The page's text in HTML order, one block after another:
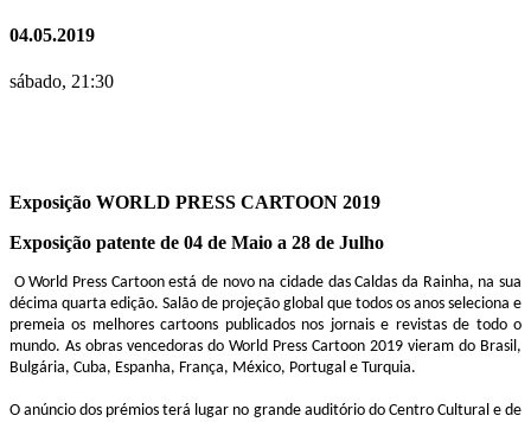
04.05.2019
sábado, 21:30
Exposição WORLD PRESS CARTOON 2019
Exposição patente de 04 de Maio a 28 de Julho
O World Press Cartoon está de novo na cidade das Caldas da Rainha, na sua
décima quarta edição. Salão de projeção global que todos os anos seleciona e
premeia os melhores cartoons publicados nos jornais e revistas de todo o
mundo. As obras vencedoras do World Press Cartoon 2019 vieram do Brasil,
Bulgária, Cuba, Espanha, França, México, Portugal e Turquia.
O anúncio dos prémios terá lugar no grande auditório do Centro Cultural e de